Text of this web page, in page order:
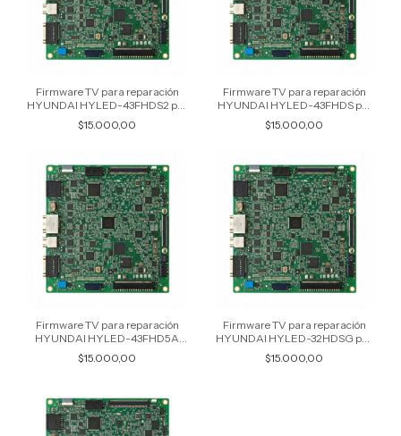
Firmware TV para reparación
HYUNDAI HYLED-43FHDS2 por
USB
$15.000,00
Firmware TV para reparación
HYUNDAI HYLED-43FHDS por
USB
$15.000,00
Firmware TV para reparación
HYUNDAI HYLED-43FHD5A
por USB
$15.000,00
Firmware TV para reparación
HYUNDAI HYLED-32HDSG por
USB
$15.000,00